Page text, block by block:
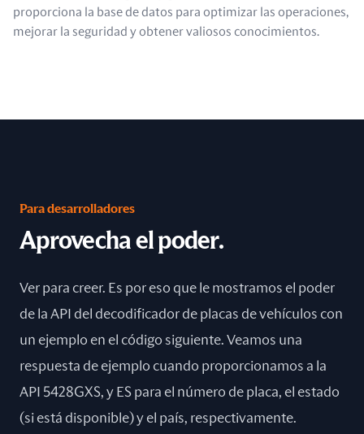
proporciona la base de datos para optimizar las operaciones,
mejorar la seguridad y obtener valiosos conocimientos.
Para desarrolladores
Aprovecha el poder.
Ver para creer. Es por eso que le mostramos el poder
de la API del decodificador de placas de vehículos con
un ejemplo en el código siguiente. Veamos una
respuesta de ejemplo cuando proporcionamos a la
API 5428GXS, y ES para el número de placa, el estado
(si está disponible) y el país, respectivamente.